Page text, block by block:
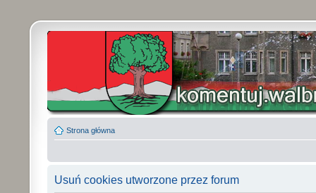
Strona główna
Usuń cookies utworzone przez forum